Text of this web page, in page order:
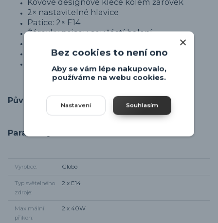
Kovové designové klece kolem žárovek
2× nastavitelné hlavice
Patice: 2× E14
Žárovky nejsou součástí balení
Výška od stropu: 18 cm
Vhodné do moderních a industriálních
interiérů
Původ zboží
Parametry
Výrobce Globo
Typ světelného
zdroje
2 x E14
Maximální
příkon
2 x 40W
Bez cookies to není ono
Aby se vám lépe nakupovalo,
používáme na webu cookies.
Nastavení Souhlasím